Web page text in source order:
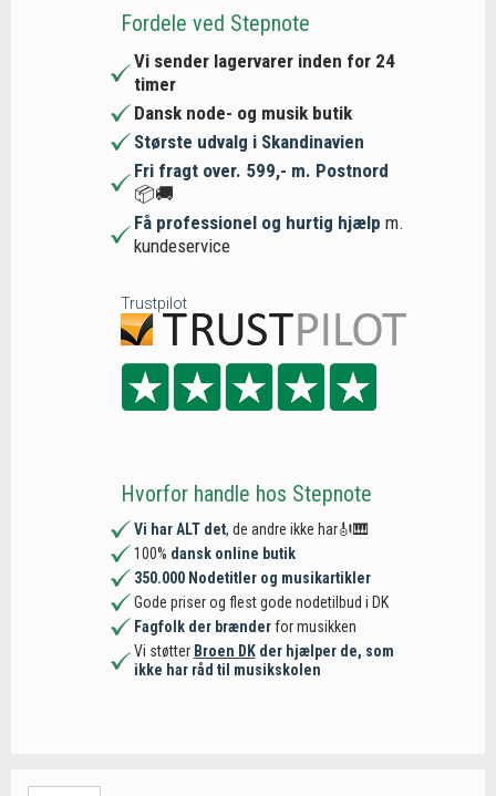
Fordele ved Stepnote
Vi sender lagervarer inden for 24
timer
Dansk node- og musik butik
Største udvalg i Skandinavien
Fri fragt over. 599,- m. Postnord
📦🚚
Få professionel og hurtig hjælp m.
kundeservice
Trustpilot
Hvorfor handle hos Stepnote
Vi har ALT det, de andre ikke har🎻🎹
100% dansk online butik
350.000 Nodetitler og musikartikler
Gode priser og flest gode nodetilbud i DK
Fagfolk der brænderfor musikken
Vi støtter Broen DKder hjælper de, som
ikke har råd til musikskolen